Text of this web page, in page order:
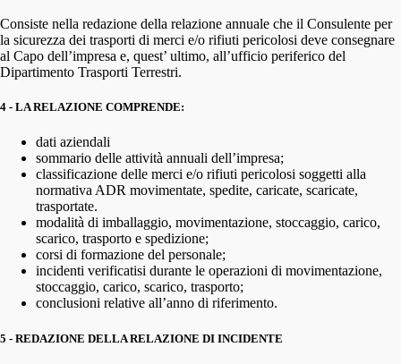
Consiste nella redazione della relazione annuale che il Consulente per
la sicurezza dei trasporti di merci e/o rifiuti pericolosi deve consegnare
al Capo dell’impresa e, quest’ ultimo, all’ufficio periferico del
Dipartimento Trasporti Terrestri.
4 - LA RELAZIONE COMPRENDE:
dati aziendali
sommario delle attività annuali dell’impresa;
classificazione delle merci e/o rifiuti pericolosi soggetti alla
normativa ADR movimentate, spedite, caricate, scaricate,
trasportate.
modalità di imballaggio, movimentazione, stoccaggio, carico,
scarico, trasporto e spedizione;
corsi di formazione del personale;
incidenti verificatisi durante le operazioni di movimentazione,
stoccaggio, carico, scarico, trasporto;
conclusioni relative all’anno di riferimento.
5 - REDAZIONE DELLA RELAZIONE DI INCIDENTE